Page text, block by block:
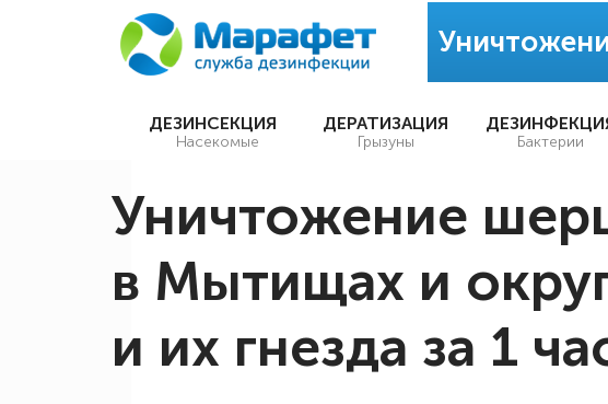
ДЕЗИНСЕКЦИЯ
Насекомые
ДЕРАТИЗАЦИЯ
Грызуны Бактерии
Уничтожение
в Мытищах и
и их гнезда за 1